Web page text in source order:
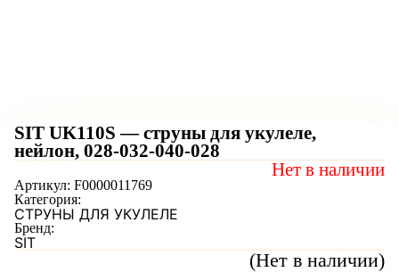
SIT UK110S — струны для укулеле,
нейлон, 028-032-040-028
(Нет в наличии)
Нет в наличии
Артикул: F0000011769
Категория:
СТРУНЫ ДЛЯ УКУЛЕЛЕ
Бренд:
SIT